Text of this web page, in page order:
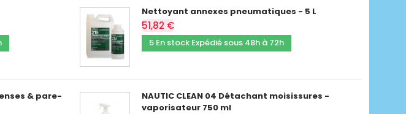
Nettoyant annexes pneumatiques - 5 L
51,82 €
5 En stock Expédié sous 48h à 72h
& pare-
NAUTIC CLEAN 04 Détachant moisissures -
vaporisateur 750 ml